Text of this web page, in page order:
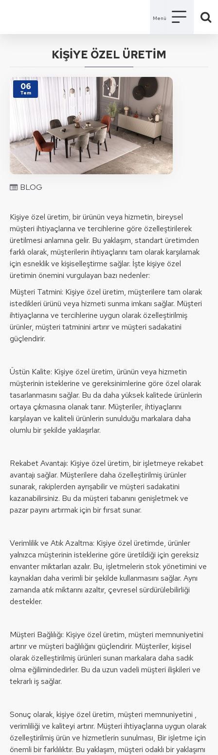
KİŞİYE ÖZEL ÜRETİM
06
Tem
BLOG
Kişiye özel üretim, bir ürünün veya hizmetin, bireysel
müşteri ihtiyaçlarına ve tercihlerine göre özelleştirilerek
üretilmesi anlamına gelir. Bu yaklaşım, standart üretimden
farklı olarak, müşterilerin ihtiyaçlarını tam olarak karşılamak
için esneklik ve kişiselleştirme sağlar. İşte kişiye özel
üretimin önemini vurgulayan bazı nedenler:
Müşteri Tatmini: Kişiye özel üretim, müşterilere tam olarak
istedikleri ürünü veya hizmeti sunma imkanı sağlar. Müşteri
ihtiyaçlarına ve tercihlerine uygun olarak özelleştirilmiş
ürünler, müşteri tatminini artırır ve müşteri sadakatini
güçlendirir.
Üstün Kalite: Kişiye özel üretim, ürünün veya hizmetin
müşterinin isteklerine ve gereksinimlerine göre özel olarak
tasarlanmasını sağlar. Bu da daha yüksek kalitede ürünlerin
ortaya çıkmasına olanak tanır. Müşteriler, ihtiyaçlarını
karşılayan ve kaliteli ürünlerin sunulduğu markalara daha
olumlu bir şekilde yaklaşırlar.
Rekabet Avantajı: Kişiye özel üretim, bir işletmeye rekabet
avantajı sağlar. Müşterilere daha özelleştirilmiş ürünler
sunarak, rakiplerden ayrışabilir ve müşteri sadakatini
kazanabilirsiniz. Bu da müşteri tabanını genişletmek ve
pazar payını artırmak için bir fırsat sunar.
Verimlilik ve Atık Azaltma: Kişiye özel üretimde, ürünler
yalnızca müşterinin isteklerine göre üretildiği için gereksiz
envanter miktarları azalır. Bu, işletmelerin stok yönetimini ve
kaynakları daha verimli bir şekilde kullanmasını sağlar. Aynı
zamanda atık miktarını azaltır, çevresel sürdürülebilirliği
destekler.
Müşteri Bağlılığı: Kişiye özel üretim, müşteri memnuniyetini
artırır ve müşteri bağlılığını güçlendirir. Müşteriler, kişisel
olarak özelleştirilmiş ürünleri sunan markalara daha sadık
olma eğilimindedirler. Bu da uzun vadeli müşteri ilişkileri ve
tekrarlı iş sağlar.
Sonuç olarak, kişiye özel üretim, müşteri memnuniyetini ,
verimliliği ve kaliteyi artırır. Müşteri ihtiyaçlarına uygun olarak
özelleştirilmiş ürün ve hizmetlerin sunulması, Bir işletme için
önemli bir farklılıktır. Bu yaklaşım, müşteri odaklı bir yaklaşımı